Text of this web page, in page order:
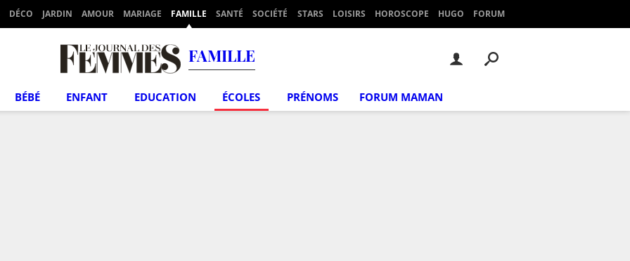
DÉCO JARDIN AMOUR MARIAGE FAMILLE SANTÉ SOCIÉTÉ STARS LOISIRS HOROSCOPE HUGO FORUM
FAMILLE
BÉBÉ ENFANT EDUCATION ÉCOLES PRÉNOMS FORUM MAMAN